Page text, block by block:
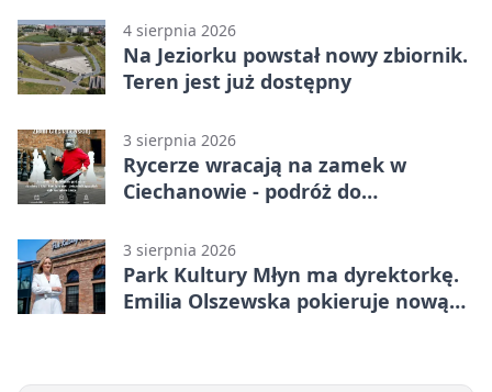
4 sierpnia 2026
Na Jeziorku powstał nowy zbiornik.
Teren jest już dostępny
3 sierpnia 2026
Rycerze wracają na zamek w
Ciechanowie - podróż do
3 sierpnia 2026
Park Kultury Młyn ma dyrektorkę.
Emilia Olszewska pokieruje nową